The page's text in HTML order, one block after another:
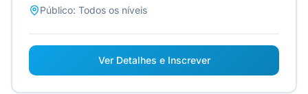
Público: Todos os níveis
Ver Detalhes e Inscrever